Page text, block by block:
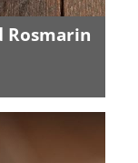
Rosmarin